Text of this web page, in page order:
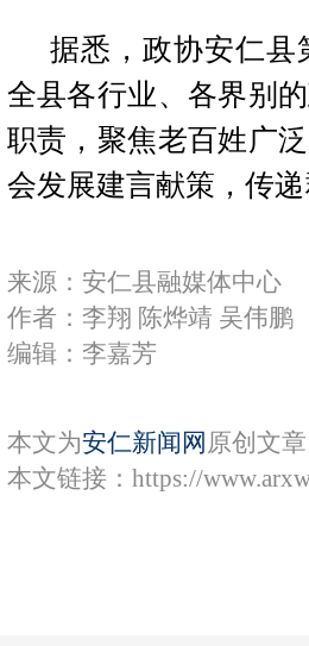
据悉，政协安仁县
全县各行业、各界别
职责，聚焦老百姓广
会发展建言献策，传
来源：安仁县融媒体中心
作者：李翔 陈烨靖 吴伟鹏
编辑：李嘉芳
本文为安仁新闻网 原创文
本文链接： https://